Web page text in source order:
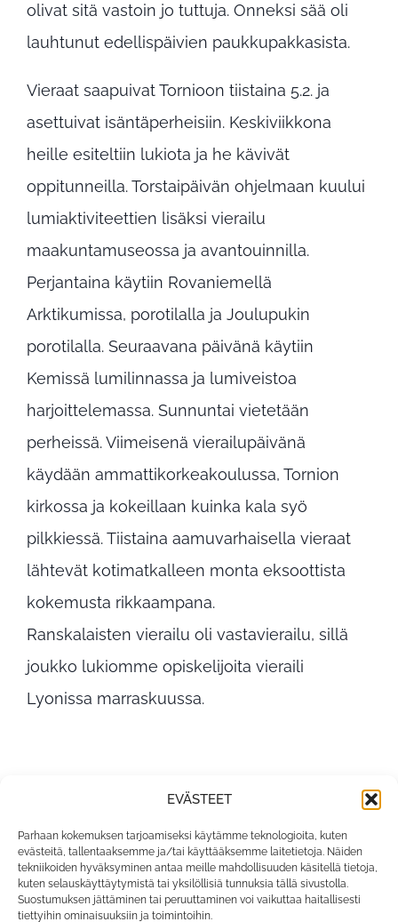
EVÄSTEET
Parhaan kokemuksen tarjoamiseksi käytämme teknologioita, kuten
evästeitä, tallentaaksemme ja/tai käyttääksemme laitetietoja. Näiden
tekniikoiden hyväksyminen antaa meille mahdollisuuden käsitellä tietoja,
kuten selauskäyttäytymistä tai yksilöllisiä tunnuksia tällä sivustolla.
Suostumuksen jättäminen tai peruuttaminen voi vaikuttaa haitallisesti
tiettyihin ominaisuuksiin ja toimintoihin.
olivat sitä vastoin jo tuttuja. Onneksi sää oli
lauhtunut edellispäivien paukkupakkasista.
Vieraat saapuivat Tornioon tiistaina 5.2. ja
asettuivat isäntäperheisiin. Keskiviikkona
heille esiteltiin lukiota ja he kävivät
oppitunneilla. Torstaipäivän ohjelmaan kuului
lumiaktiviteettien lisäksi vierailu
maakuntamuseossa ja avantouinnilla.
Perjantaina käytiin Rovaniemellä
Arktikumissa, porotilalla ja Joulupukin
porotilalla. Seuraavana päivänä käytiin
Kemissä lumilinnassa ja lumiveistoa
harjoittelemassa. Sunnuntai vietetään
perheissä. Viimeisenä vierailupäivänä
käydään ammattikorkeakoulussa, Tornion
kirkossa ja kokeillaan kuinka kala syö
pilkkiessä. Tiistaina aamuvarhaisella vieraat
lähtevät kotimatkalleen monta eksoottista
kokemusta rikkaampana.
Ranskalaisten vierailu oli vastavierailu, sillä
joukko lukiomme opiskelijoita vieraili
Lyonissa marraskuussa.